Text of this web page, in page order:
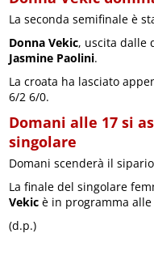
La seconda semifinale è
Donna Vekic, uscita dalle
Jasmine Paolini.
La croata ha lasciato
6/2 6/0.
Domani alle 17 si
singolare
Domani scenderà il
La finale del singolare
Vekic è in programma alle
(d.p.)